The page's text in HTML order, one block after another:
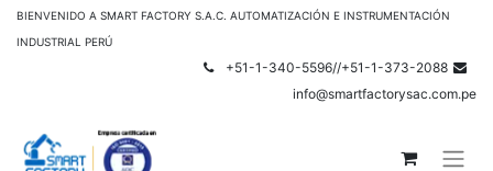
BIENVENIDO A SMART FACTORY S.A.C. AUTOMATIZACIÓN E INSTRUMENTACIÓN
INDUSTRIAL PERÚ
+51-1-340-5596//+51-1-373-2088
info@smartfactorysac.com.pe